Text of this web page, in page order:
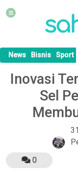
News Bisnis Sport
Inovasi
Sel
0